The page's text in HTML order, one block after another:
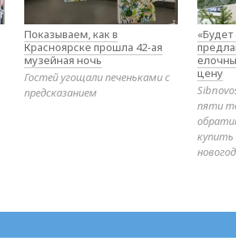
Показываем, как в
Красноярске прошла 42-ая
музейная ночь
Гостей угощали печеньками с
предсказанием
цену
пяти
купить